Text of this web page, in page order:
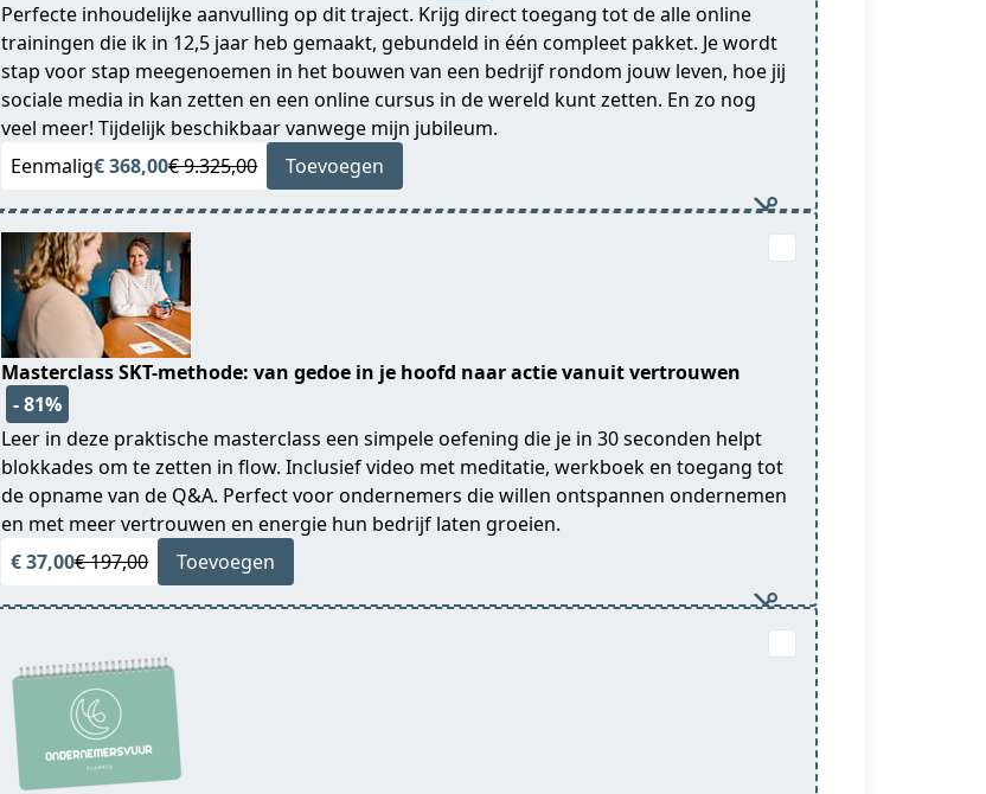
Perfecte inhoudelijke aanvulling op dit traject. Krijg direct toegang tot de alle online
trainingen die ik in 12,5 jaar heb gemaakt, gebundeld in één compleet pakket. Je wordt
stap voor stap meegenoemen in het bouwen van een bedrijf rondom jouw leven, hoe jij
sociale media in kan zetten en een online cursus in de wereld kunt zetten. En zo nog
veel meer! Tijdelijk beschikbaar vanwege mijn jubileum.
Eenmalig€ 368,00€ 9.325,00 Toevoegen
Masterclass SKT-methode: van gedoe in je hoofd naar actie vanuit vertrouwen
- 81%
Leer in deze praktische masterclass een simpele oefening die je in 30 seconden helpt
blokkades om te zetten in flow. Inclusief video met meditatie, werkboek en toegang tot
de opname van de Q&A. Perfect voor ondernemers die willen ontspannen ondernemen
en met meer vertrouwen en energie hun bedrijf laten groeien.
€ 37,00€ 197,00 Toevoegen